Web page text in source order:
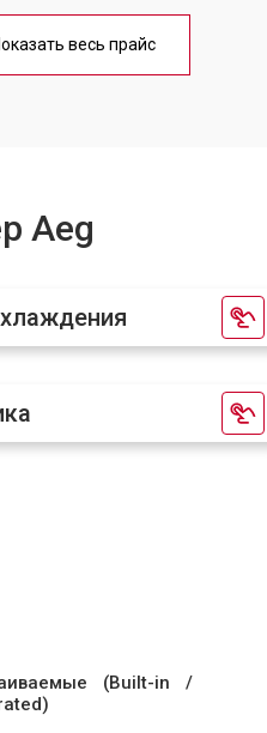
от 50 мин
от 60 мин
от 40 мин
весь прайс
Aeg
(Built-in /